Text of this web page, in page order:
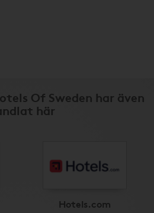
Of Sweden har även
här
Hotels.com